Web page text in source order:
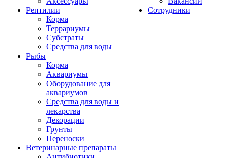
Рептилии
Корма
Террариумы
Субстраты
Средства для воды
Рыбы
Корма
Аквариумы
Оборудование для
аквариумов
Средства для воды и
лекарства
Декорации
Грунты
Переноски
Ветеринарные препараты
Сотрудники